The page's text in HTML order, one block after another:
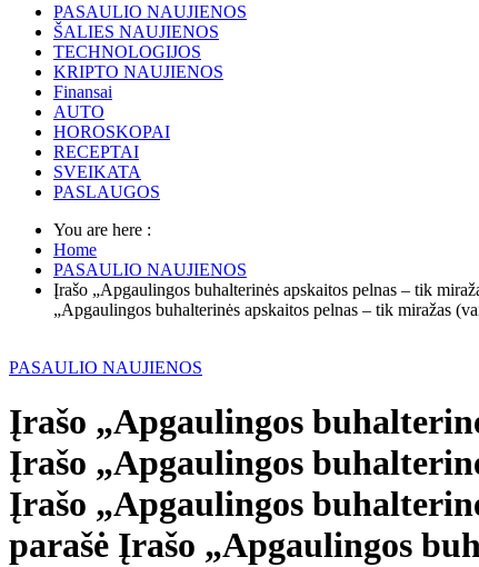
PASAULIO NAUJIENOS
ŠALIES NAUJIENOS
TECHNOLOGIJOS
KRIPTO NAUJIENOS
Finansai
AUTO
HOROSKOPAI
RECEPTAI
SVEIKATA
PASLAUGOS
You are here :
Home
PASAULIO NAUJIENOS
Įrašo „Apgaulingos buhalterinės apskaitos pelnas – tik
„Apgaulingos buhalterinės apskaitos pelnas – tik miražas
PASAULIO NAUJIENOS
Įrašo „Apgaulingos
Įrašo „Apgaulingos
Įrašo „Apgaulingos
parašė Įrašo „Apgaulingos